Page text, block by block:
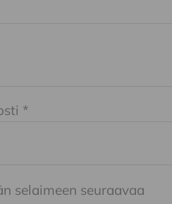
*
selaimeen seuraavaa